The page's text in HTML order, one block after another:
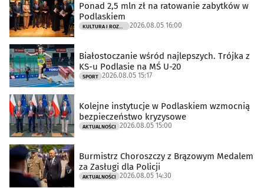
Ponad 2,5 mln zł na ratowanie zabytków w
Podlaskiem
KULTURA I ROZRYWKA 2026.08.05 16:00
Białostoczanie wśród najlepszych. Trójka z
KS-u Podlasie na MŚ U-20
SPORT 2026.08.05 15:17
Kolejne instytucje w Podlaskiem wzmocnią
bezpieczeństwo kryzysowe
AKTUALNOŚCI 2026.08.05 15:00
Burmistrz Choroszczy z Brązowym Medalem
za Zasługi dla Policji
AKTUALNOŚCI 2026.08.05 14:30